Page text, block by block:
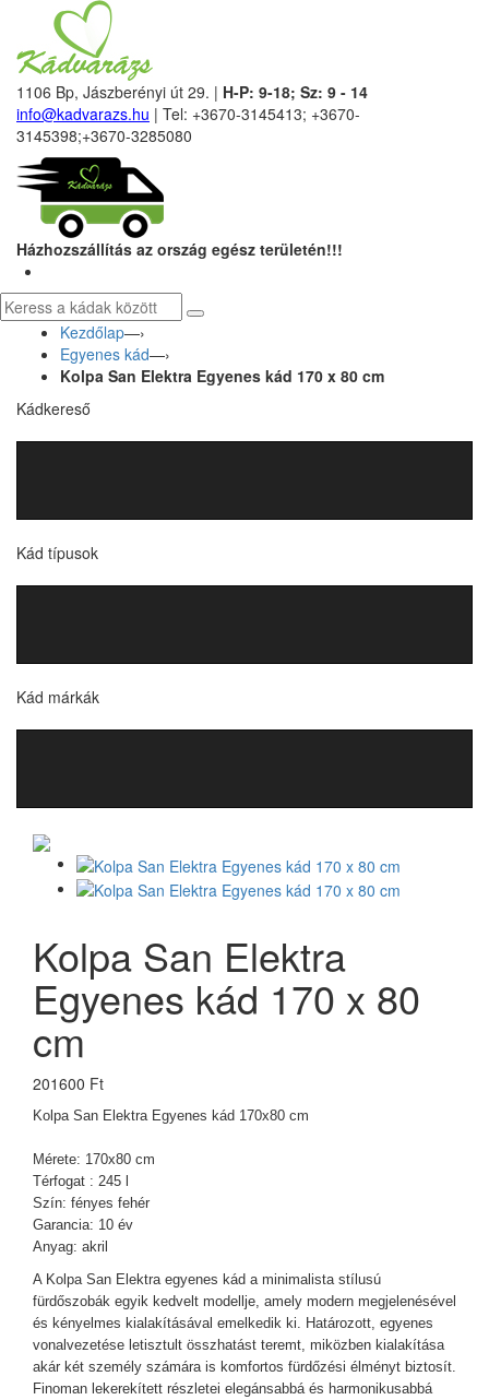
1106 Bp, Jászberényi út 29. | H-P: 9-18; Sz: 9 - 14
info@kadvarazs.hu | Tel: +3670-3145413; +3670-
3145398;+3670-3285080
Házhozszállítás az ország egész területén!!!
Kezdőlap—›
Egyenes kád—›
Kolpa San Elektra Egyenes kád 170 x 80 cm
Kádkereső
Kád típusok
Kád márkák
Kolpa San Elektra
Egyenes kád 170 x 80
cm
201600 Ft
Kolpa San Elektra Egyenes kád 170x80 cm
Mérete: 170x80 cm
Térfogat : 245 l
Szín: fényes fehér
Garancia: 10 év
Anyag: akril
A Kolpa San Elektra egyenes kád a minimalista stílusú
fürdőszobák egyik kedvelt modellje, amely modern megjelenésével
és kényelmes kialakításával emelkedik ki. Határozott, egyenes
vonalvezetése letisztult összhatást teremt, miközben kialakítása
akár két személy számára is komfortos fürdőzési élményt biztosít.
Finoman lekerekített részletei elegánsabbá és harmonikusabbá